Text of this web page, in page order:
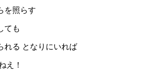
を照らす
ても
れる となりにいれば
え！